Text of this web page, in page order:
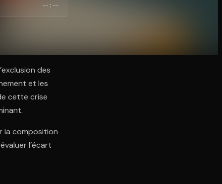
--:--
des
et les
cette crise
la composition
l’écart